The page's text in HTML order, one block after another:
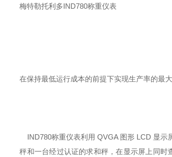
梅特勒托利多IND780称重仪表
在保持最低运行成本的前提下实现生产率的最大
IND780称重仪表利用 QVGA 图形 LCD 显示
秤和一台经过认证的求和秤，在显示屏上同